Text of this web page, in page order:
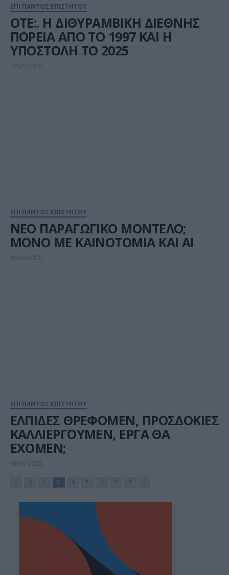
ΕΠΙ ΠΑΝΤΟΣ ΕΠΙΣΤΗΤΟΥ
ΟΤΕ:. Η ΔΙΘΥΡΑΜΒΙΚΗ ΔΙΕΘΝΗΣ
ΠΟΡΕΙΑ ΑΠΟ ΤΟ 1997 ΚΑΙ Η
ΥΠΟΣΤΟΛΗ ΤΟ 2025
22.09.2025
ΕΠΙ ΠΑΝΤΟΣ ΕΠΙΣΤΗΤΟΥ
NEO ΠΑΡΑΓΩΓΙΚΟ ΜΟΝΤEΛΟ;
ΜΟΝΟ ΜΕ ΚΑΙΝΟΤΟΜΙΑ KAI ΑΙ
18.09.2025
ΕΠΙ ΠΑΝΤΟΣ ΕΠΙΣΤΗΤΟΥ
ΕΛΠΙΔΕΣ ΘΡΕΦΟΜΕΝ, ΠΡΟΣΔΟΚΙΕΣ
ΚΑΛΛΙΕΡΓΟΥΜΕΝ, ΕΡΓΑ ΘΑ
ΕΧΟΜΕΝ;
18.09.2025
2 3 4 5 6 7 8